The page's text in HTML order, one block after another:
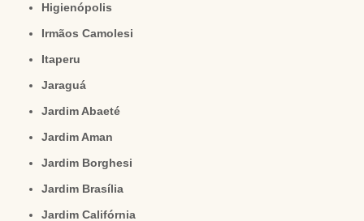
Higienópolis
Irmãos Camolesi
Itaperu
Jaraguá
Jardim Abaeté
Jardim Aman
Jardim Borghesi
Jardim Brasília
Jardim Califórnia